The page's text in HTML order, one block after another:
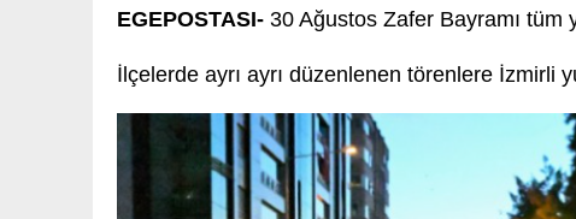
EGEPOSTASI- 30 Ağustos Zafer Bayramı tüm
İlçelerde ayrı ayrı düzenlenen törenlere İzmirli